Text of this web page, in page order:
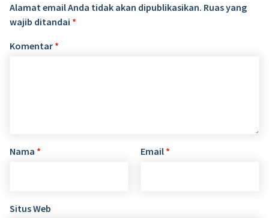
Alamat email Anda tidak akan dipublikasikan. Ruas yang
wajib ditandai *
Komentar *
Nama * Email *
Situs Web